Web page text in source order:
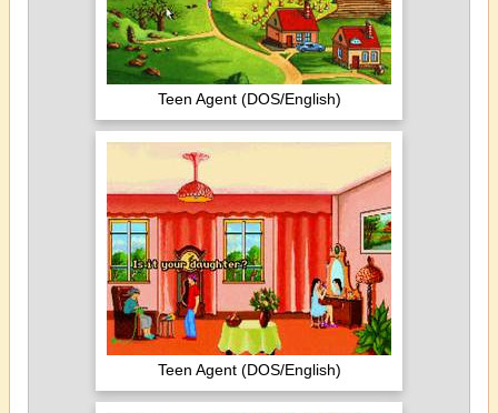
Teen Agent (DOS/English)
Teen Agent (DOS/English)